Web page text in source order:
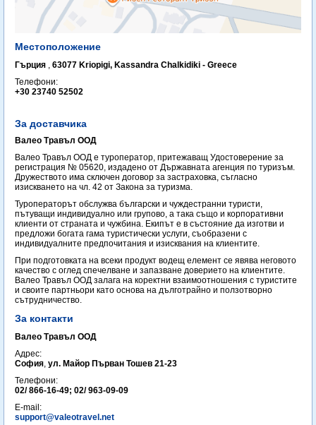
Местоположение
Гърция , 63077 Kriopigi, Kassandra Chalkidiki - Greece
Телефони:
+30 23740 52502
За доставчика
Валео Травъл ООД
Валео Травъл ООД е туроператор, притежаващ Удостоверение за
регистрация № 05620, издадено от Държавната агенция по туризъм.
Дружеството има сключен договор за застраховка, съгласно
изискването на чл. 42 от Закона за туризма.
Туроператорът обслужва български и чуждестранни туристи,
пътуващи индивидуално или групово, а така също и корпоративни
клиенти от страната и чужбина. Екипът е в състояние да изготви и
предложи богата гама туристически услуги, съобразени с
индивидуалните предпочитания и изисквания на клиентите.
При подготовката на всеки продукт водещ елемент се явява неговото
качество с оглед спечелване и запазване доверието на клиентите.
Валео Травъл ООД залага на коректни взаимоотношения с туристите
и своите партньори като основа на дълготрайно и ползотворно
сътрудничество.
За контакти
Валео Травъл ООД
Адрес:
София, ул. Майор Първан Тошев 21-23
Телефони:
02/ 866-16-49; 02/ 963-09-09
E-mail:
support@valeotravel.net